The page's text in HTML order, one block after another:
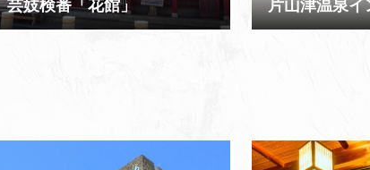
芸妓検番「花館」